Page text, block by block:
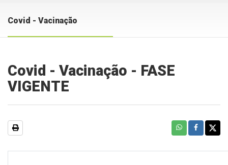
Covid - Vacinação
Covid - Vacinação - FASE
VIGENTE